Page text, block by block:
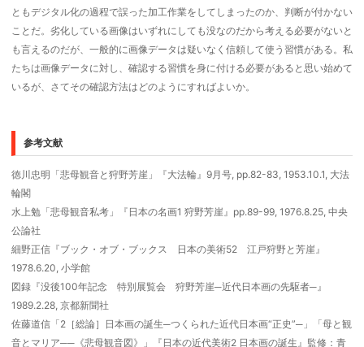
ともデジタル化の過程で誤った加工作業をしてしまったのか、判断が付かない
ことだ。劣化している画像はいずれにしても没なのだから考える必要がないと
も言えるのだが、一般的に画像データは疑いなく信頼して使う習慣がある。私
たちは画像データに対し、確認する習慣を身に付ける必要があると思い始めて
いるが、さてその確認方法はどのようにすればよいか。
参考文献
徳川忠明「悲母観音と狩野芳崖」『大法輪』9月号, pp.82-83, 1953.10.1, 大法
輪閣
水上勉「悲母観音私考」『日本の名画1 狩野芳崖』pp.89-99, 1976.8.25, 中央
公論社
細野正信『ブック・オブ・ブックス 日本の美術52 江戸狩野と芳崖』
1978.6.20, 小学館
図録『没後100年記念 特別展覧会 狩野芳崖─近代日本画の先駆者─』
1989.2.28, 京都新聞社
佐藤道信「2［総論］日本画の誕生─つくられた近代日本画“正史”─」「母と観
音とマリア──《悲母観音図》」『日本の近代美術2 日本画の誕生』監修：青